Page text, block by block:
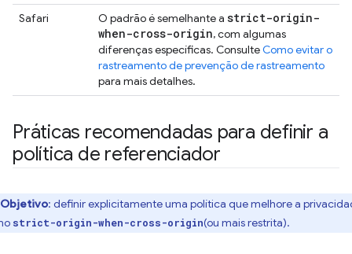
Safari
O padrão é semelhante a strict-origin-
when-cross-origin, com algumas
diferenças específicas. ConsulteComo evitar o
rastreamento de prevenção de rastreamento
para mais detalhes.
Práticas recomendadas para definir a
política de referenciador
Objetivo: definir explicitamente uma política que melhore a
strict-origin-when-cross-origin(ou mais restrita).